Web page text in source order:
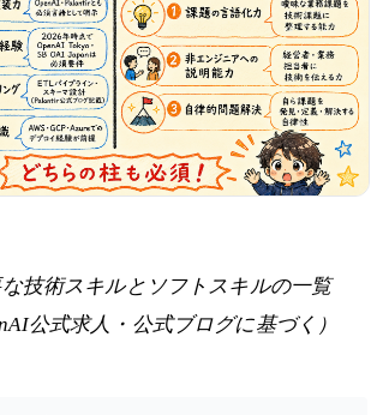
技術スキルとソフトスキルの一覧
公式求人・公式ブログに基づく）